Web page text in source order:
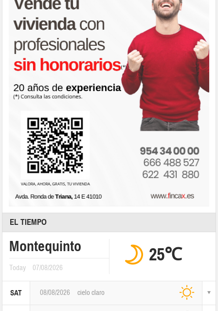
EL TIEMPO
Montequinto
Today 07/08/2026
25℃
SAT 08/08/2026 cielo claro